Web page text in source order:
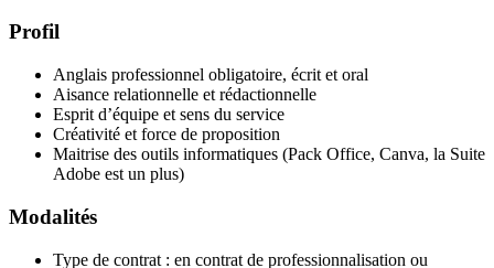
Profil
Anglais professionnel obligatoire, écrit et oral
Aisance relationnelle et rédactionnelle
Esprit d’équipe et sens du service
Créativité et force de proposition
Maitrise des outils informatiques (Pack Office, Canva, la Suite
Adobe est un plus)
Modalités
Type de contrat : en contrat de professionnalisation ou